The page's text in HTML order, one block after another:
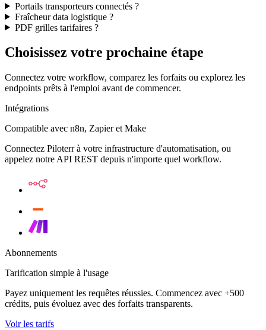
Portails transporteurs connectés ?
Fraîcheur data logistique ?
PDF grilles tarifaires ?
Choisissez votre prochaine étape
Connectez votre workflow, comparez les forfaits ou explorez les
endpoints prêts à l'emploi avant de commencer.
Intégrations
Compatible avec n8n, Zapier et Make
Connectez Piloterr à votre infrastructure d'automatisation, ou
appelez notre API REST depuis n'importe quel workflow.
Abonnements
Tarification simple à l'usage
Payez uniquement les requêtes réussies. Commencez avec +500
crédits, puis évoluez avec des forfaits transparents.
Voir les tarifs